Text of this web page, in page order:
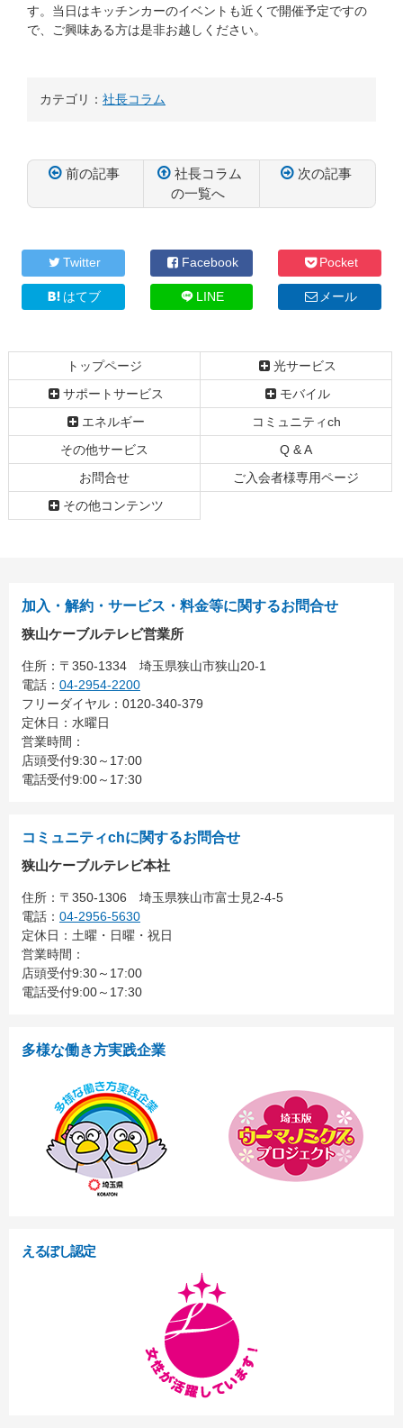
す。当日はキッチンカーのイベントも近くで開催予定ですの
で、ご興味ある方は是非お越しください。
カテゴリ： 社長コラム
前の記事
社長コラム
の一覧へ
次の記事
の
へ
戻
Twitter Facebook Pocket
はてブ LINE メール
トップページ
光サービス
サポートサービス
モバイル
エネルギー
コミュニティch
その他サービス
Q & A
お問合せ
ご入会者様専用ページ
その他コンテンツ
加入・解約・サービス・料金等に関するお問合せ
狭山ケーブルテレビ営業所
住所： 〒350-1334 埼玉県狭山市狭山20-1
電話： 04-2954-2200
フリーダイヤル：0120-340-379
定休日：水曜日
営業時間：
店頭受付9:30～17:00
電話受付9:00～17:30
コミュニティchに関するお問合せ
狭山ケーブルテレビ本社
住所： 〒350-1306 埼玉県狭山市富士見2-4-5
電話： 04-2956-5630
定休日：土曜・日曜・祝日
営業時間：
店頭受付9:30～17:00
電話受付9:00～17:30
多様な働き方実践企業
えるぼし認定